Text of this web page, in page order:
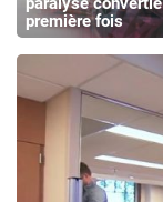
première fois